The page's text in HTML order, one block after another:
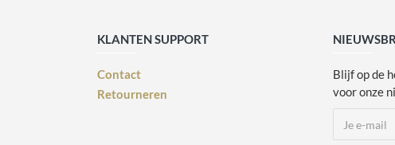
KLANTEN SUPPORT
Contact
Retourneren
Blijf op de
voor onze